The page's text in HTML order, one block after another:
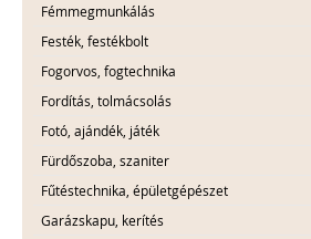
Fémmegmunkálás
Festék, festékbolt
Fogorvos, fogtechnika
Fordítás, tolmácsolás
Fotó, ajándék, játék
Fürdőszoba, szaniter
Fűtéstechnika, épületgépészet
Garázskapu, kerítés